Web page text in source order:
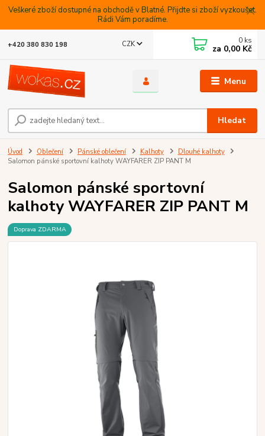
Veškeré zboží dostupné na obchodě v Blatné. Přijdte si zboží vyzkoušet.
Rádi Vám poradíme.
Menu
CZK
Hledat
+420 380 830 198 0 ks
za 0,00 Kč
Úvod Oblečení Pánské oblečení Kalhoty
Dlouhé kalhoty
Salomon pánské sportovní kalhoty WAYFARER ZIP PANT M
Salomon pánské sportovní
kalhoty WAYFARER ZIP PANT M
Doprava ZDARMA